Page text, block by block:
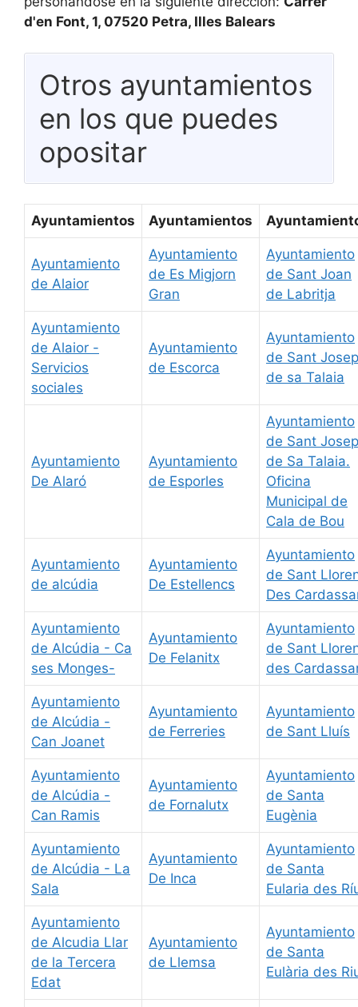
d'en Font, 1, 07520 Petra, Illes Balears
Otros ayuntamientos
en los que puedes
opositar
Ayuntamientos Ayuntamientos
Ayuntamiento
de Alaior
Ayuntamiento
de Es Migjorn
Gran
Ayuntamiento
de Sant Joan
de Labritja
Ayuntamiento
de Alaior -
Servicios
sociales
Ayuntamiento
de Escorca
Ayuntamiento
de Sant Josep
de sa Talaia
Ayuntamiento
De Alaró
Ayuntamiento
de Esporles
Ayuntamiento
de Sant Josep
de Sa Talaia.
Oficina
Municipal de
Cala de Bou
Ayuntamiento
de alcúdia
Ayuntamiento
De Estellencs
Ayuntamiento
de Sant
Des
Ayuntamiento
de Alcúdia - Ca
ses Monges-
Ayuntamiento
De Felanitx
Ayuntamiento
de Sant
des
Ayuntamiento
de Alcúdia -
Can Joanet
Ayuntamiento
de Ferreries
Ayuntamiento
de Sant Lluís
Ayuntamiento
de Alcúdia -
Can Ramis
Ayuntamiento
de Fornalutx
Ayuntamiento
de Santa
Eugènia
Ayuntamiento
de Alcúdia - La
Sala
Ayuntamiento
De Inca
Ayuntamiento
de Santa
Eularia des
Ayuntamiento
de Alcudia Llar
de la Tercera
Edat
Ayuntamiento
de Llemsa
Ayuntamiento
de Santa
Eulària des